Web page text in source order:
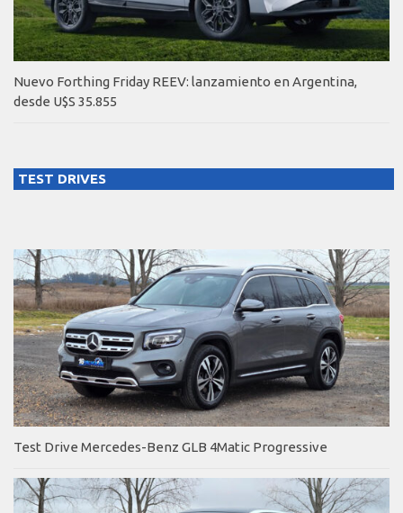
Nuevo Forthing Friday REEV: lanzamiento en Argentina,
desde U$S 35.855
TEST DRIVES
Test Drive Mercedes-Benz GLB 4Matic Progressive